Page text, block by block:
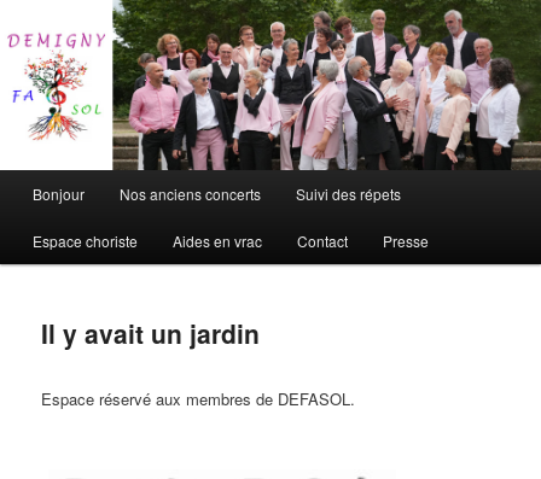
DEFASOL
Chorale de Demigny
menu
Skip
to
content
Bonjour Nos anciens concerts Suivi des répets
Espace choriste Aides en vrac Contact Presse
Il y avait un jardin
Espace réservé aux membres de DEFASOL.